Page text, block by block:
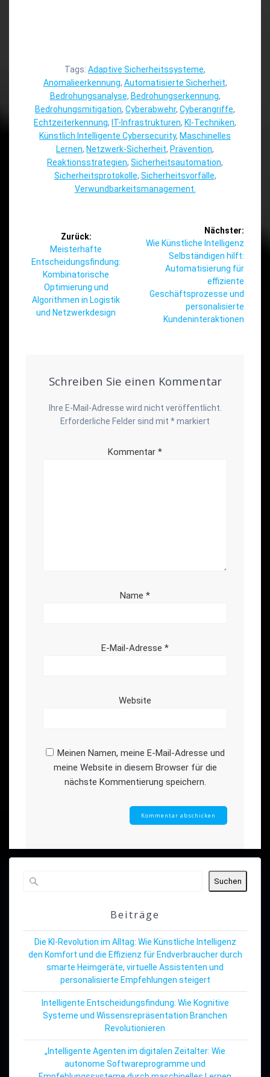
Tags: Adaptive Sicherheitssysteme,
Anomalieerkennung, Automatisierte Sicherheit,
Bedrohungsanalyse, Bedrohungserkennung,
Bedrohungsmitigation, Cyberabwehr, Cyberangriffe,
Echtzeiterkennung, IT-Infrastrukturen, KI-Techniken,
Künstlich Intelligente Cybersecurity, Maschinelles
Lernen, Netzwerk-Sicherheit, Prävention,
Reaktionsstrategien, Sicherheitsautomation,
Sicherheitsprotokolle, Sicherheitsvorfälle,
Verwundbarkeitsmanagement.
Zurück:
Vorheriger
Beitrag:
Meisterhafte
Entscheidungsfindung:
Kombinatorische
Optimierung und
Algorithmen in Logistik
und Netzwerkdesign
Nächster:
Nächster
Beitrag:
Wie Künstliche Intelligenz
Selbständigen hilft:
Automatisierung für
effiziente
Geschäftsprozesse und
personalisierte
Kundeninteraktionen
Schreiben Sie einen Kommentar
Ihre E-Mail-Adresse wird nicht veröffentlicht.
Erforderliche Felder sind mit *markiert
Kommentar *
Name *
E-Mail-Adresse *
Website
Meinen Namen, meine E-Mail-Adresse und
meine Website in diesem Browser für die
nächste Kommentierung speichern.
Suchen
Beiträge
Die KI-Revolution im Alltag: Wie Künstliche Intelligenz
den Komfort und die Effizienz für Endverbraucher durch
smarte Heimgeräte, virtuelle Assistenten und
personalisierte Empfehlungen steigert
Intelligente Entscheidungsfindung: Wie Kognitive
Systeme und Wissensrepräsentation Branchen
Revolutionieren
„Intelligente Agenten im digitalen Zeitalter: Wie
autonome Softwareprogramme und